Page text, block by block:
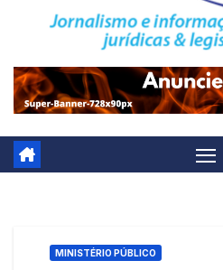
MINISTÉRIO PÚBLICO